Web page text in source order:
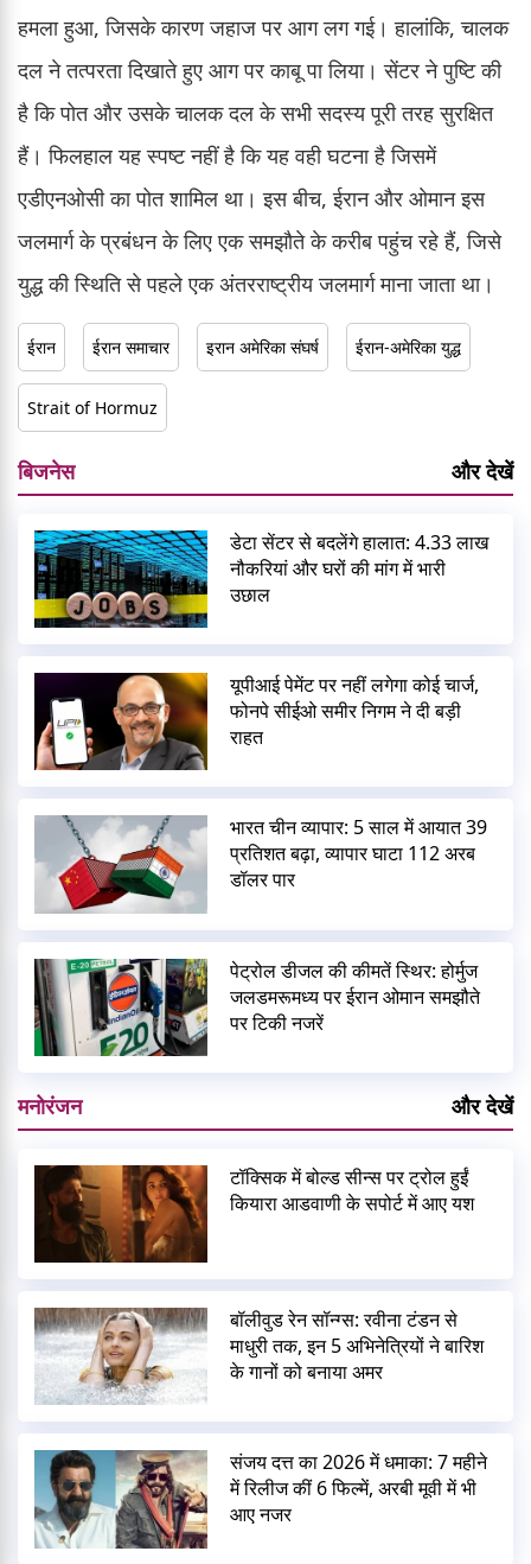
हमला हुआ, जिसके कारण जहाज पर आग लग गई। हालांकि, चालक
दल ने तत्परता दिखाते हुए आग पर काबू पा लिया। सेंटर ने पुष्टि की
है कि पोत और उसके चालक दल के सभी सदस्य पूरी तरह सुरक्षित
हैं। फिलहाल यह स्पष्ट नहीं है कि यह वही घटना है जिसमें
एडीएनओसी का पोत शामिल था। इस बीच, ईरान और ओमान इस
जलमार्ग के प्रबंधन के लिए एक समझौते के करीब पहुंच रहे हैं, जिसे
युद्ध की स्थिति से पहले एक अंतरराष्ट्रीय जलमार्ग माना जाता था।
ईरान ईरान समाचार इरान अमेरिका संघर्ष ईरान-अमेरिका युद्ध
Strait of Hormuz
बिजनेस और देखें
डेटा सेंटर से बदलेंगे हालात: 4.33 लाख
नौकरियां और घरों की मांग में भारी
उछाल
यूपीआई पेमेंट पर नहीं लगेगा कोई चार्ज,
फोनपे सीईओ समीर निगम ने दी बड़ी
राहत
भारत चीन व्यापार: 5 साल में आयात 39
प्रतिशत बढ़ा, व्यापार घाटा 112 अरब
डॉलर पार
पेट्रोल डीजल की कीमतें स्थिर: होर्मुज
जलडमरूमध्य पर ईरान ओमान समझौते
पर टिकी नजरें
मनोरंजन और देखें
टॉक्सिक में बोल्ड सीन्स पर ट्रोल हुईं
कियारा आडवाणी के सपोर्ट में आए यश
बॉलीवुड रेन सॉन्ग्स: रवीना टंडन से
माधुरी तक, इन 5 अभिनेत्रियों ने बारिश
के गानों को बनाया अमर
संजय दत्त का 2026 में धमाका: 7 महीने
में रिलीज कीं 6 फिल्में, अरबी मूवी में भी
आए नजर